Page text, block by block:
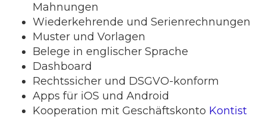
Mahnungen
Wiederkehrende und Serienrechnungen
Muster und Vorlagen
Belege in englischer Sprache
Dashboard
Rechtssicher und DSGVO-konform
Apps für iOS und Android
Kooperation mit Geschäftskonto Kontist